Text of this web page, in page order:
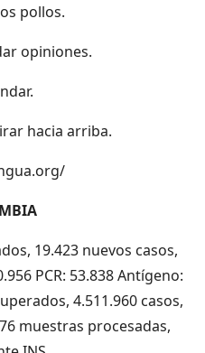
pollos.
opiniones.
hacia arriba.
19.423 nuevos casos,
PCR: 53.838 Antígeno:
4.511.960 casos,
muestras procesadas,